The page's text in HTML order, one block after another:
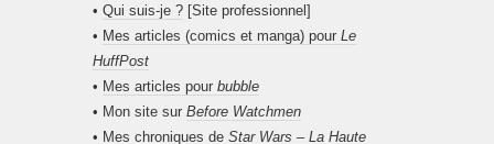
• Qui suis-je ? [Site professionnel]
• Mes articles (comics et manga) pour Le
HuffPost
• Mes articles pour bubble
• Mon site sur Before Watchmen
• Mes chroniques de Star Wars – La Haute